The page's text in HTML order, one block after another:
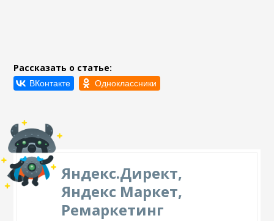
Рассказать о статье:
Яндекс.Директ,
Яндекс Маркет,
Ремаркетинг